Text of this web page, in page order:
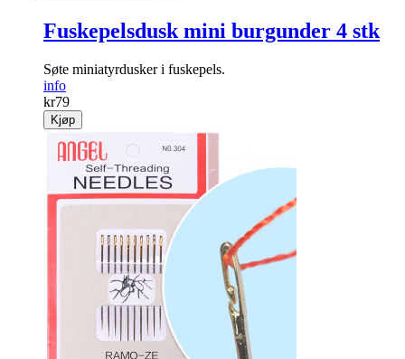
Fuskepelsdusk mini burgunder 4 stk
Søte miniatyrdusker i fuskepels.
info
kr79
Kjøp